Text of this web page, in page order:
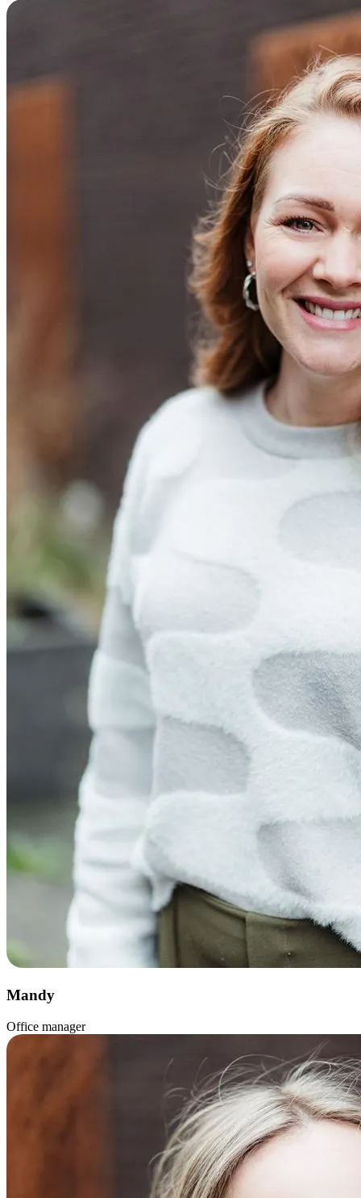
Mandy
Office manager